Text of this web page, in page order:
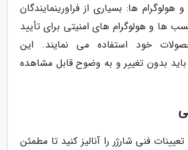
ها: بسیاری از فراورینمایندگان
ها و هولوگرام های امنیتی برای تأیید
خود استفاده می نمایند. این
بدون تغییر و به وضوح قابل مشاهده
تعیینات فنی شارژر را آنالیز کنید تا مطمئن